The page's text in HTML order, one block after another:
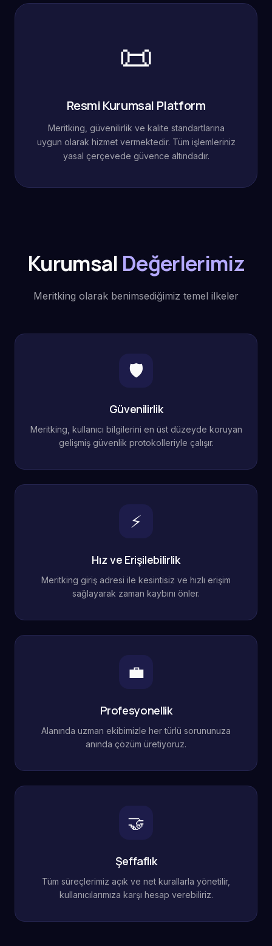
📜
Resmi Kurumsal Platform
Meritking, güvenilirlik ve kalite standartlarına
uygun olarak hizmet vermektedir. Tüm işlemleriniz
yasal çerçevede güvence altındadır.
Kurumsal Değerlerimiz
Meritking olarak benimsediğimiz temel ilkeler
🛡️
Güvenilirlik
Meritking, kullanıcı bilgilerini en üst düzeyde koruyan
gelişmiş güvenlik protokolleriyle çalışır.
⚡
Hız ve Erişilebilirlik
Meritking giriş adresi ile kesintisiz ve hızlı erişim
sağlayarak zaman kaybını önler.
💼
Profesyonellik
Alanında uzman ekibimizle her türlü sorununuza
anında çözüm üretiyoruz.
🤝
Şeffaflık
Tüm süreçlerimiz açık ve net kurallarla yönetilir,
kullanıcılarımıza karşı hesap verebiliriz.